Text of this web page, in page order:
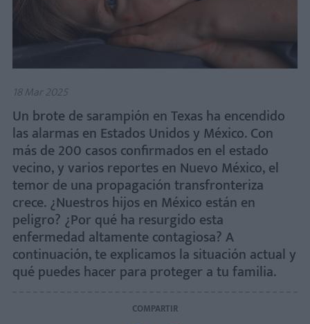
18 Mar 2025
Un brote de sarampión en Texas ha encendido
las alarmas en Estados Unidos y México. Con
más de 200 casos confirmados en el estado
vecino, y varios reportes en Nuevo México, el
temor de una propagación transfronteriza
crece. ¿Nuestros hijos en México están en
peligro? ¿Por qué ha resurgido esta
enfermedad altamente contagiosa? A
continuación, te explicamos la situación actual y
qué puedes hacer para proteger a tu familia.
COMPARTIR